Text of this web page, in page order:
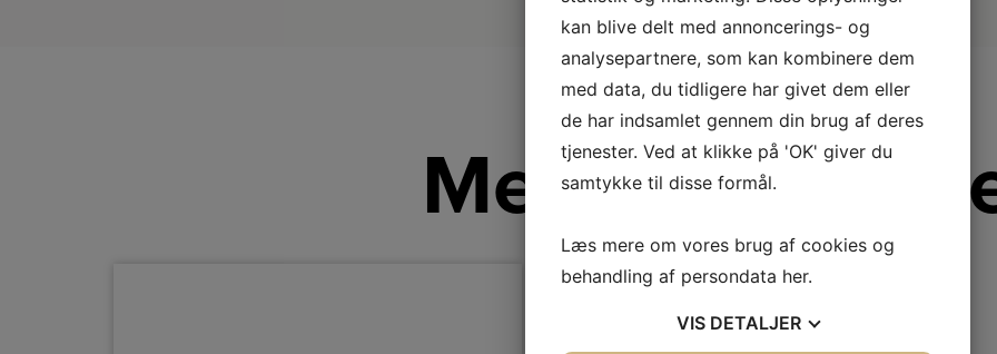
Mere fra
kan blive delt med annoncerings- og
analysepartnere, som kan kombinere dem
med data, du tidligere har givet dem eller
de har indsamlet gennem din brug af deres
tjenester. Ved at klikke på 'OK' giver du
samtykke til disse formål.
Læs mere om vores brug af cookies og
behandling af persondata her.
VIS DETALJER